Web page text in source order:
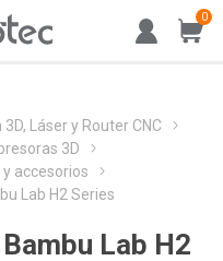
0
3D, Láser y Router CNC
3D
accesorios
Lab H2 Series
Lab H2